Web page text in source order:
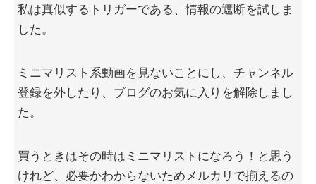
私は真似するトリガーである、情報の遮断を試しま
した。
ミニマリスト系動画を見ないことにし、チャンネル
登録を外したり、ブログのお気に入りを解除しまし
た。
買うときはその時はミニマリストになろう！と思う
けれど、必要かわからないためメルカリで揃えるの